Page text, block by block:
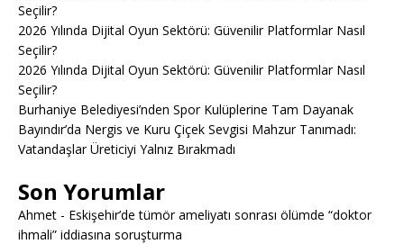
Seçilir?
2026 Yılında Dijital Oyun Sektörü: Güvenilir Platformlar Nasıl
Seçilir?
2026 Yılında Dijital Oyun Sektörü: Güvenilir Platformlar Nasıl
Seçilir?
Burhaniye Belediyesi’nden Spor Kulüplerine Tam Dayanak
Bayındır’da Nergis ve Kuru Çiçek Sevgisi Mahzur Tanımadı:
Vatandaşlar Üreticiyi Yalnız Bırakmadı
Son Yorumlar
Ahmet - Eskişehir’de tümör ameliyatı sonrası ölümde “doktor
ihmali” iddiasına soruşturma